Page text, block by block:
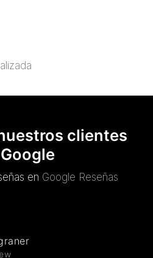
clientes
en Google Reseñas